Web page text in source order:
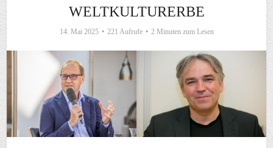
WELTKULTURERBE
14. Mai 2025 221 Aufrufe 2 Minuten zum Lesen